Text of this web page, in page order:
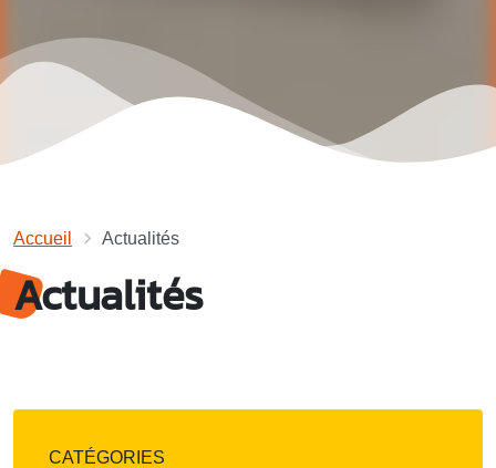
Accueil Actualités
Actualités
CATÉGORIES